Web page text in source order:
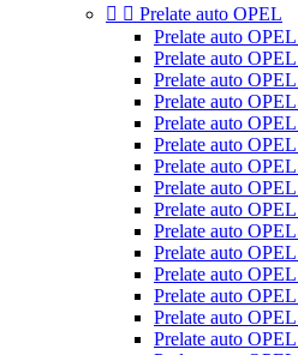
  Prelate auto OPEL
Prelate auto
Prelate auto
Prelate auto
Prelate auto
Prelate auto
Prelate auto
Prelate auto
Prelate auto
Prelate auto
Prelate auto
Prelate auto
Prelate auto
Prelate auto
Prelate auto
Prelate auto